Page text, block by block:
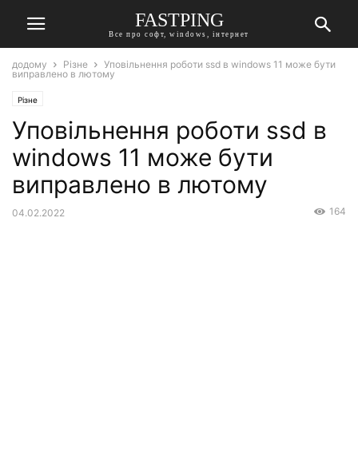
FASTPING
Все про софт, windows, інтернет
додому Різне
Уповільнення роботи ssd в windows 11 може бути
виправлено в лютому
Різне
Уповільнення роботи ssd в
windows 11 може бути
виправлено в лютому
04.02.2022 164